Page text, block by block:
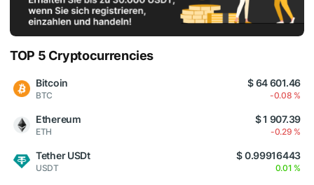
TOP 5 Cryptocurrencies
Bitcoin
BTC
$ 64 601.46
-0.08 %
Ethereum
ETH
$ 1 907.39
-0.29 %
Tether USDt
USDT
$ 0.99916443
0.01 %